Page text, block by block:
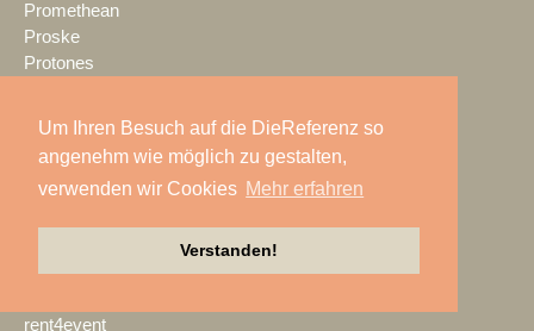
Um Ihren Besuch auf die DieReferenz so
angenehm wie möglich zu gestalten,
verwenden wir Cookies Mehr erfahren
Verstanden!
Promethean
Proske
Protones
Quividi
Qvest
Rauschenberger Catering
RCF
rent4event